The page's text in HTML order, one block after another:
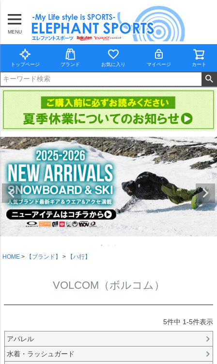
MENU
トップページ ブランド お気に入り マイページ カート
HOME 【ブランド】 【ハ行】
VOLCOM（ボルコム）
5件中 1-5件表示
アパレル
水着・ラッシュガード